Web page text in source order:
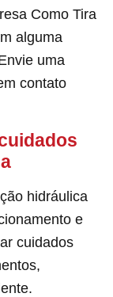
Como Tira
alguma
uma
contato
hidráulica
e
cuidados